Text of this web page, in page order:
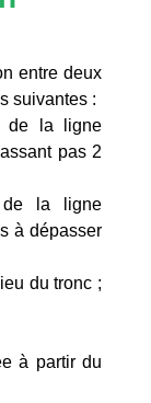
entre deux
suivantes :
de la ligne
pas 2
la ligne
à dépasser
du tronc ;
à partir du